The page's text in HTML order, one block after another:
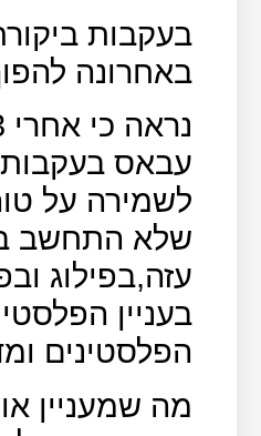
בעקבות
באחרונה
עבאס בעקבות
לשמירה על
שלא התחשב
עזה,בפילוג
בעניין
הפלסטינים
מה שמעניין